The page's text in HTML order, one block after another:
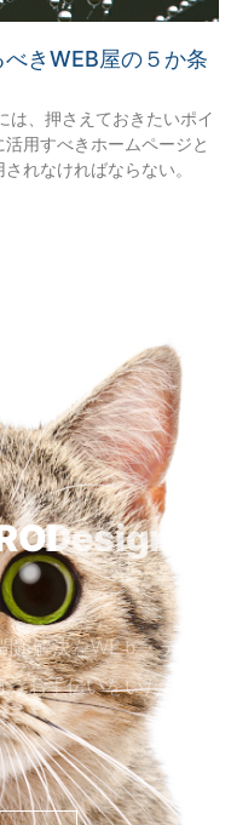
きWEB屋の５か条
は、押さえておきたいポイ
用すべきホームページと
れなければならない。
Design
解決をWEｂ・デジ
お手伝いをいたしま